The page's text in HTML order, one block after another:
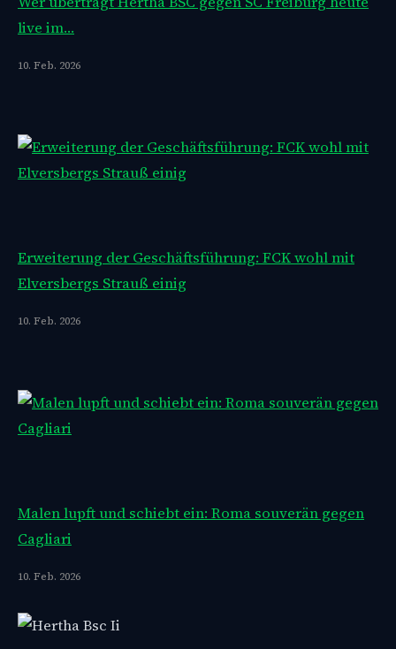
live im…
10. Feb. 2026
Erweiterung der Geschäftsführung: FCK wohl mit
Elversbergs Strauß einig
10. Feb. 2026
Malen lupft und schiebt ein: Roma souverän gegen
Cagliari
10. Feb. 2026